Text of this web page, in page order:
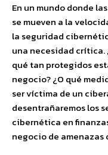
En un mundo donde
se mueven a la
la seguridad
una necesidad crítica.
qué tan protegidos
negocio? ¿O qué
ser víctima de un
desentrañaremos los
cibernética en
negocio de